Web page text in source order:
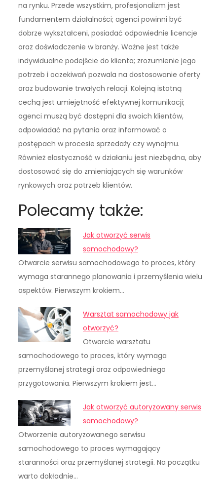
na rynku. Przede wszystkim, profesjonalizm jest
fundamentem działalności; agenci powinni być
dobrze wykształceni, posiadać odpowiednie licencje
oraz doświadczenie w branży. Ważne jest także
indywidualne podejście do klienta; zrozumienie jego
potrzeb i oczekiwań pozwala na dostosowanie oferty
oraz budowanie trwałych relacji. Kolejną istotną
cechą jest umiejętność efektywnej komunikacji;
agenci muszą być dostępni dla swoich klientów,
odpowiadać na pytania oraz informować o
postępach w procesie sprzedaży czy wynajmu.
Również elastyczność w działaniu jest niezbędna, aby
dostosować się do zmieniających się warunków
rynkowych oraz potrzeb klientów.
Polecamy także:
Jak otworzyć serwis
samochodowy?
Otwarcie serwisu samochodowego to proces, który
wymaga starannego planowania i przemyślenia wielu
aspektów. Pierwszym krokiem…
Warsztat samochodowy jak
otworzyć?
Otwarcie warsztatu
samochodowego to proces, który wymaga
przemyślanej strategii oraz odpowiedniego
przygotowania. Pierwszym krokiem jest…
Jak otworzyć autoryzowany serwis
samochodowy?
Otworzenie autoryzowanego serwisu
samochodowego to proces wymagający
staranności oraz przemyślanej strategii. Na początku
warto dokładnie…